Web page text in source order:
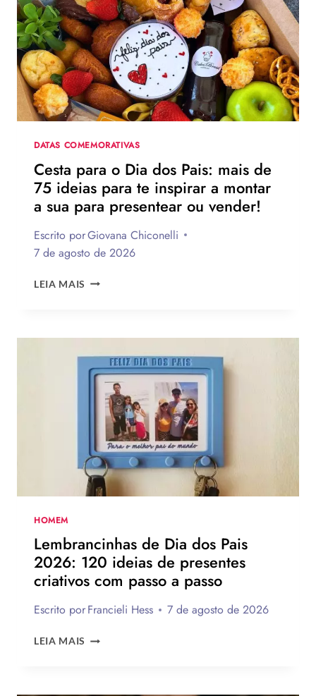
DOS
PAIS?
VEJA
130
FRASES
EMOCIONANTES
PARA
HOMENAGEAR
DATA
DATAS COMEMORATIVAS
Cesta para o Dia dos Pais: mais de
75 ideias para te inspirar a montar
a sua para presentear ou vender!
Escrito porGiovana Chiconelli
7 de agosto de 2026
LEIA MAIS CESTA
DOS
PAIS:
MAIS
IDEIAS
INSPIRAR
A
MONTAR
PRESENTEAR
OU
VENDER!
HOMEM
Lembrancinhas de Dia dos Pais
2026: 120 ideias de presentes
criativos com passo a passo
Escrito porFrancieli Hess 7 de agosto de 2026
LEIA MAIS LEMBRANCINHAS